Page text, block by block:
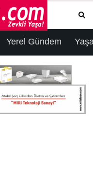
Yerel Gündem